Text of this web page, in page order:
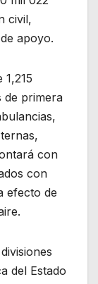
civil,
apoyo.
de primera
con
con
efecto de
del Estado